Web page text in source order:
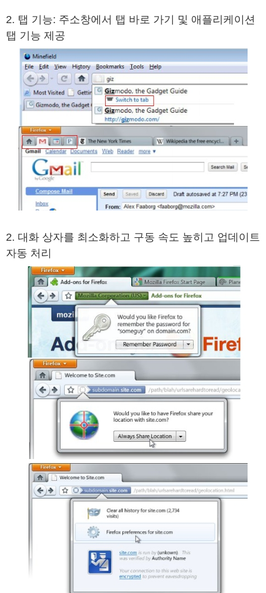
2. 탭 기능: 주소창에서 탭 바로 가기 및 애플리케이션
탭 기능 제공
2. 대화 상자를 최소화하고 구동 속도 높히고 업데이트
자동 처리